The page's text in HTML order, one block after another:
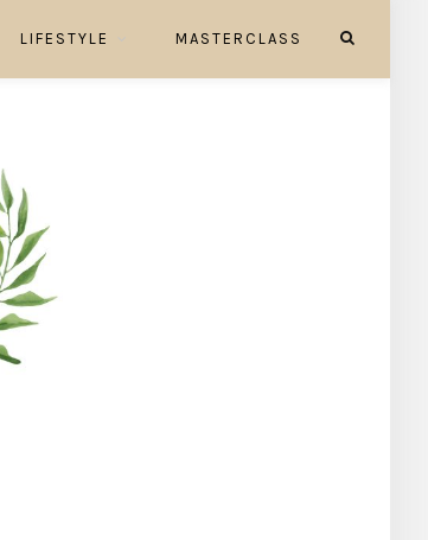
LIFESTYLE MASTERCLASS